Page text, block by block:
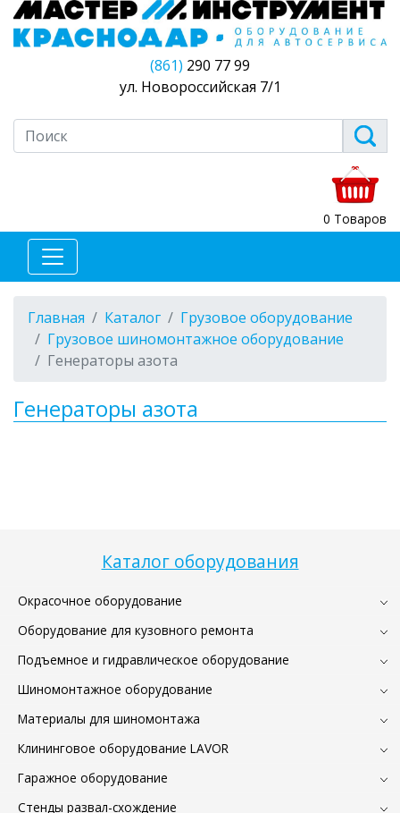
(861) 290 77 99
ул. Новороссийская 7/1
0 Товаров
Каталог оборудования
Окрасочное оборудование
Оборудование для кузовного ремонта
Подъемное и гидравлическое оборудование
Шиномонтажное оборудование
Материалы для шиномонтажа
Клининговое оборудование LAVOR
Гаражное оборудование
Стенды развал-схождение
Главная Каталог
Грузовое оборудование
Грузовое шиномонтажное оборудование
Генераторы азота
Генераторы азота